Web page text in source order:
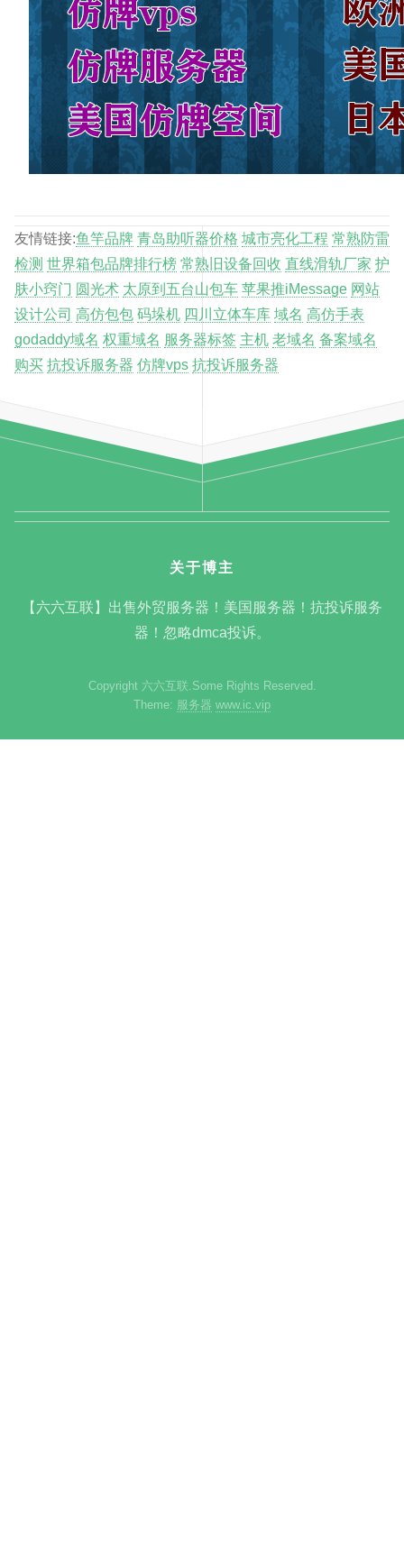
友情链接:鱼竿品牌 青岛助听器价格 城市亮化工程 常熟防雷
检测 世界箱包品牌排行榜 常熟旧设备回收 直线滑轨厂家 护
肤小窍门 圆光术 太原到五台山包车 苹果推iMessage 网站
设计公司 高仿包包 码垛机 四川立体车库 域名 高仿手表
godaddy域名 权重域名 服务器标签 主机 老域名 备案域名
购买 抗投诉服务器 仿牌vps 抗投诉服务器
关于博主
【六六互联】出售外贸服务器！美国服务器！抗投诉服务
器！忽略dmca投诉。
Copyright 六六互联.Some Rights Reserved.
Theme: 服务器 www.ic.vip